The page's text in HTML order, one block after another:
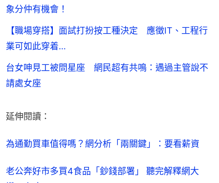
象分仲有機會！
【職場穿搭】面試打扮按工種決定 應徵IT、工程行
業可如此穿着…
台女呻見工被問星座 網民超有共鳴：遇過主管說不
請處女座
延伸閱讀：
為通勤買車值得嗎？網分析「兩關鍵」：要看薪資
老公奔好市多買4食品「鈔錢部署」 聽完解釋網大